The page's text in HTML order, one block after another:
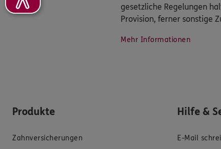
gesetzliche Regelungen
Provision, ferner sonstige
Mehr Informationen
Produkte
Zahnversicherungen
Hilfe &
E-Mail